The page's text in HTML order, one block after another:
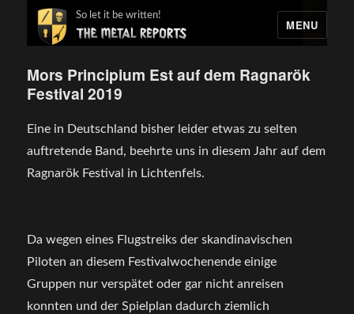
MENU
So let it be written!
Mors Principium Est auf dem Ragnarök
Festival 2019
Eine in Deutschland bisher leider etwas zu selten
auftretende Band, beehrte uns in diesem Jahr auf dem
Ragnarök Festival in Lichtenfels.
Da wegen eines Flugstreiks der skandinavischen
Piloten an diesem Festivalwochenende einige
Gruppen nur verspätet oder gar nicht anreisen
konnten und der Spielplan dadurch ziemlich